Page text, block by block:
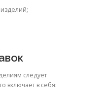
следует
включает в себя: